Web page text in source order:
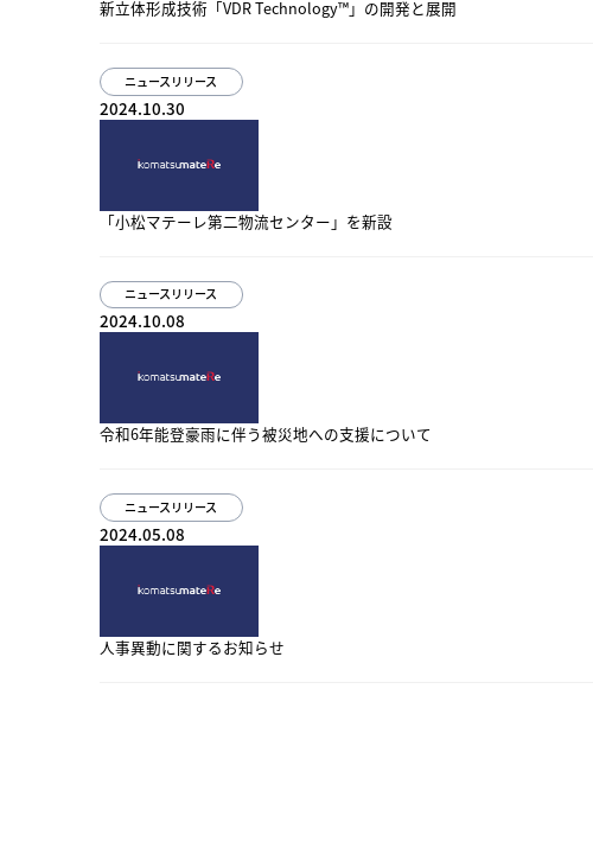
新立体形成技術「VDR Technology™」の開発と展開
ニュースリリース
2024.10.30
「小松マテーレ第二物流センター」を新設
ニュースリリース
2024.10.08
令和6年能登豪雨に伴う被災地への支援について
ニュースリリース
2024.05.08
人事異動に関するお知らせ